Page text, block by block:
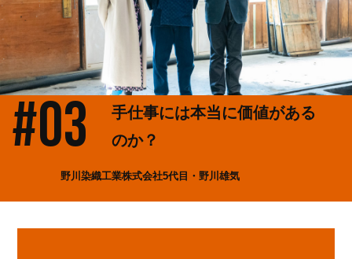
#03
手仕事には本当に価値がある
のか？
野川染織工業株式会社5代目・野川雄気